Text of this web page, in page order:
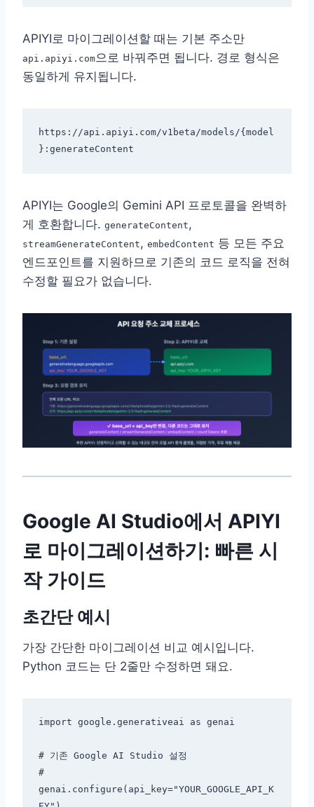
APIYI로 마이그레이션할 때는 기본 주소만
api.apiyi.com으로 바꿔주면 됩니다. 경로 형식은
동일하게 유지됩니다.
https://api.apiyi.com/v1beta/models/{model
APIYI는 Google의 Gemini API 프로토콜을 완벽하
게 호환합니다. generateContent,
streamGenerateContent, embedContent 등 모든 주요
엔드포인트를 지원하므로 기존의 코드 로직을 전혀
수정할 필요가 없습니다.
Google AI Studio에서 APIYI
로 마이그레이션하기: 빠른 시
작 가이드
초간단 예시
가장 간단한 마이그레이션 비교 예시입니다.
Python 코드는 단 2줄만 수정하면 돼요.
import google.generativeai as genai
# 기존 Google AI Studio 설정
#
genai.configure(api_key="YOUR_GOOGLE_API_K